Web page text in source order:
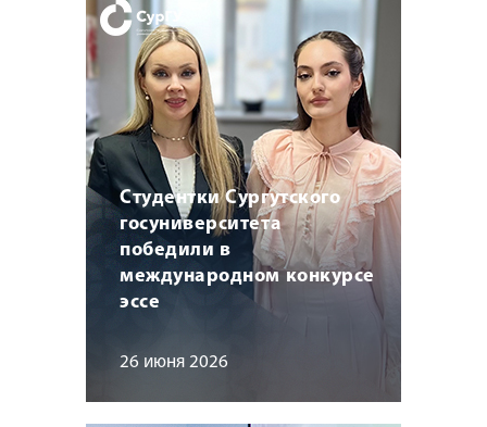
Студентки Сургутского
госуниверситета
победили в
международном конкурсе
эссе
26 июня 2026